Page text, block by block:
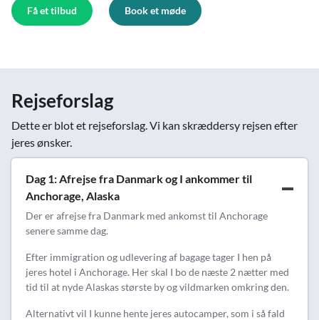
Få et tilbud Book et møde
Rejseforslag
Dette er blot et rejseforslag. Vi kan skræddersy rejsen efter
jeres ønsker.
Dag 1: Afrejse fra Danmark og I ankommer til
Anchorage, Alaska
Der er afrejse fra Danmark med ankomst til Anchorage
senere samme dag.
Efter immigration og udlevering af bagage tager I hen på
jeres hotel i Anchorage. Her skal I bo de næste 2 nætter med
tid til at nyde Alaskas største by og vildmarken omkring den.
Alternativt vil I kunne hente jeres autocamper, som i så fald